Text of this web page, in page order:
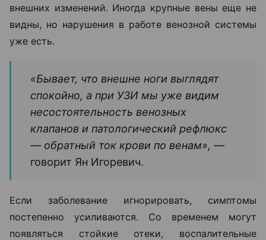
внешних изменений. Иногда крупные вены еще не
видны, но нарушения в работе венозной системы
уже есть.
«Бывает, что внешне ноги выглядят
спокойно, а при УЗИ мы уже видим
несостоятельность венозных
клапанов и патологический рефлюкс
— обратный ток крови по венам», —
говорит Ян Игоревич.
Если заболевание игнорировать, симптомы
постепенно усиливаются. Со временем могут
появляться стойкие отеки, воспалительные